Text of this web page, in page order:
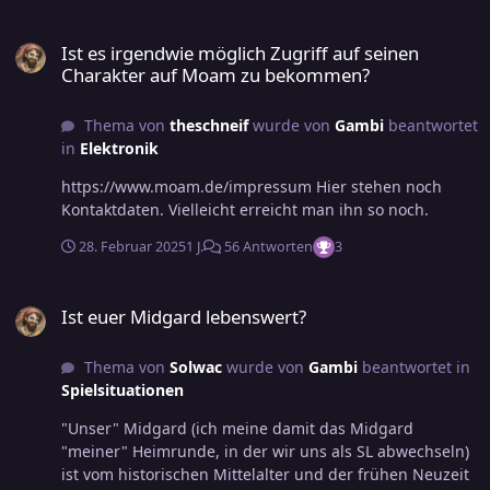
und ich seit letzten Samstagabend, dass es sich bei den
Elfen tief im fernen SüdenSüden Midgards um ganz
der Ausspruch Wer chillt lebt, wer Stress macht fällt
taugt durchaus auch als Lebensweisheit. In diesem
Ist es irgendwie möglich Zugriff auf seinen
Charakter auf Moam zu bekommen?
Thema von theschneifwurde von Gambibeantwortet
in Elektronik
https://www.moam.de/impressum Hier stehen noch
Kontaktdaten. Vielleicht erreicht man ihn so noch.
28. Februar 20251 J. 56 Antworten 3
Ist euer Midgard lebenswert?
Thema von Solwacwurde von Gambibeantwortet in
Spielsituationen
"Unser" Midgard (ich meine damit das Midgard
"meiner" Heimrunde, in der wir uns als SL abwechseln)
ist vom historischen Mittelalter und der frühen Neuzeit